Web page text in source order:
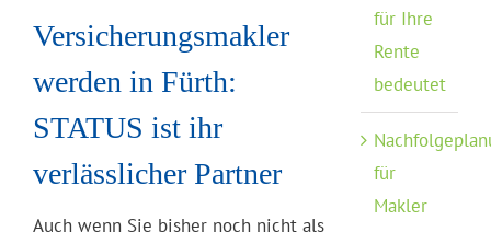
Versicherungsmakler
werden in Fürth:
STATUS ist ihr
verlässlicher Partner
Auch wenn Sie bisher noch nicht als
für Ihre
Rente
bedeutet
für
Makler